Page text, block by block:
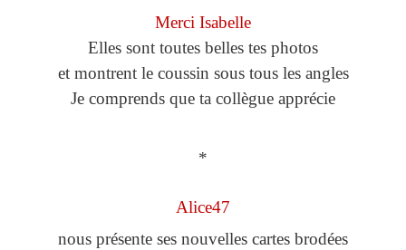
Merci Isabelle
Elles sont toutes belles tes photos
et montrent le coussin sous tous les angles
Je comprends que ta collègue apprécie
*
Alice47
nous présente ses nouvelles cartes brodées